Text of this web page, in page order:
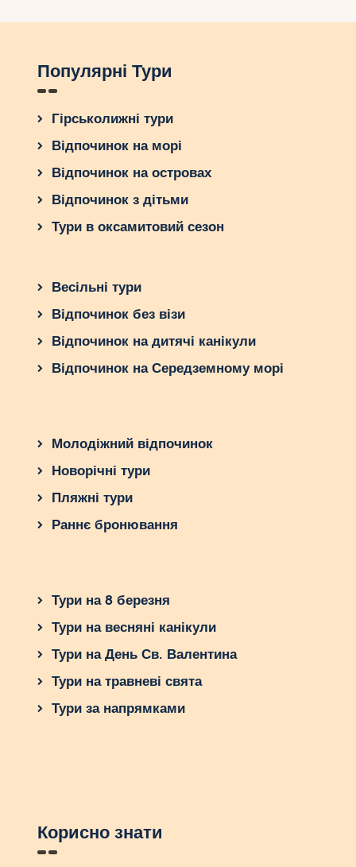
Популярні Тури
Гірськолижні тури
Відпочинок на морі
Відпочинок на островах
Відпочинок з дітьми
Тури в оксамитовий сезон
Весільні тури
Відпочинок без візи
Відпочинок на дитячі канікули
Відпочинок на Середземному морі
Молодіжний відпочинок
Новорічні тури
Пляжні тури
Раннє бронювання
Тури на 8 березня
Тури на весняні канікули
Тури на День Св. Валентина
Тури на травневі свята
Тури за напрямками
Корисно знати